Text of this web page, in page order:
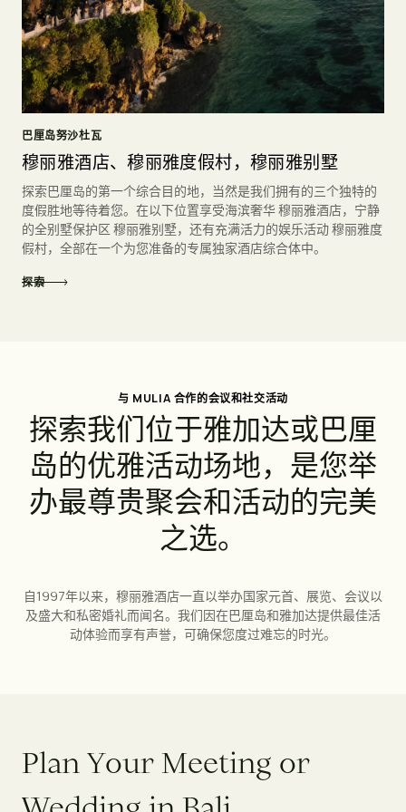
索
巴厘岛
婚礼 会议
雅加
酒店 婚礼 会议 用餐 报价
查看空房情况
巴厘岛努沙杜瓦
穆丽雅酒店、穆丽雅度假村，穆丽雅别墅
探索巴厘岛的第一个综合目的地，当然是我们拥有的三个独特的
度假胜地等待着您。在以下位置享受海滨奢华 穆丽雅酒店，宁静
的全别墅保护区 穆丽雅别墅，还有充满活力的娱乐活动 穆丽雅度
假村，全部在一个为您准备的专属独家酒店综合体中。
探索
与 MULIA 合作的会议和社交活动
探索我们位于雅加达或巴厘
岛的优雅活动场地， 是您举
办最尊贵聚会和活动的完美
之选。
自1997年以来，穆丽雅酒店一直以举办国家元首、展览、会议以
及盛大和私密婚礼而闻名。我们因在巴厘岛和雅加达提供最佳活
动体验而享有声誉，可确保您度过难忘的时光。
PlanYourMeeting or